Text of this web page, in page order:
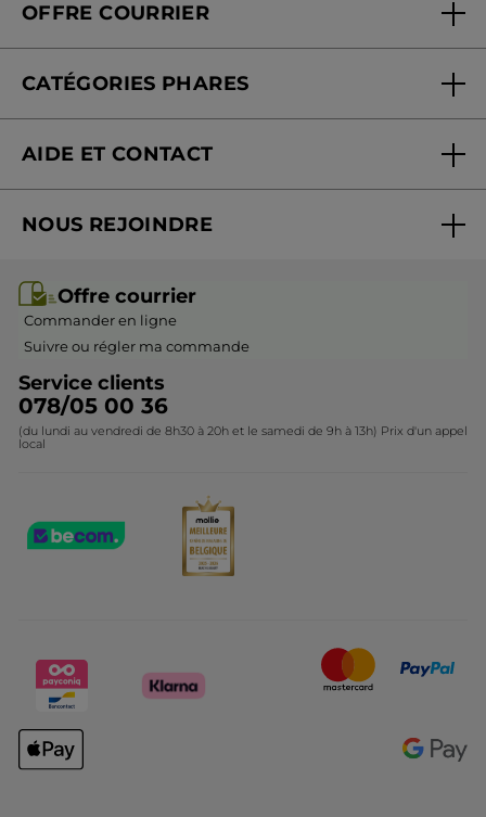
Nos engagements
Blog Act Beautiful
OFFRE COURRIER
CATÉGORIES PHARES
Promotions
Idées cadeaux
Collection de Noël
AIDE ET CONTACT
Mes cadeaux
Questions & Réponses
Contactez-nous
NOUS REJOINDRE
Devenir franchisé ou gérant
Offre courrier
Commander en ligne
Suivre ou régler ma commande
Service clients
078/05 00 36
(du lundi au vendredi de 8h30 à 20h et le samedi de 9h à 13h) Prix d'un appel
local